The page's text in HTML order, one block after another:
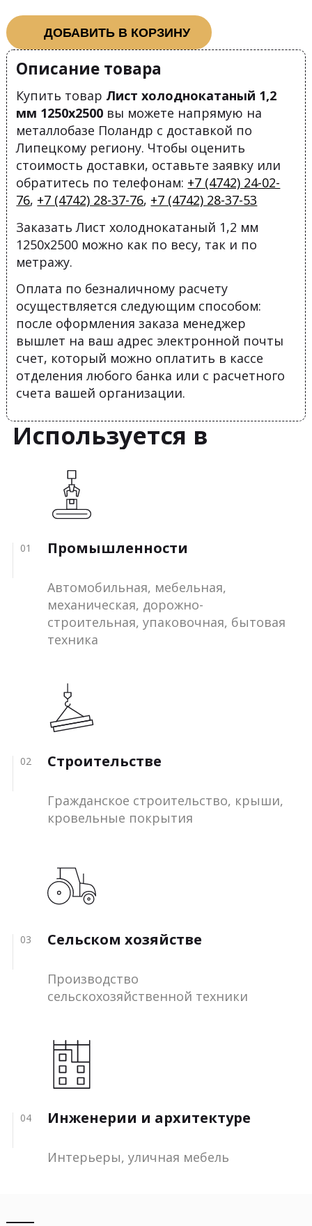
ДОБАВИТЬ В КОРЗИНУ
Описание товара
Купить товар Лист холоднокатаный 1,2
мм 1250х2500 вы можете напрямую на
металлобазе Поландр с доставкой по
Липецкому региону. Чтобы оценить
стоимость доставки, оставьте заявку или
обратитесь по телефонам: +7 (4742) 24-02-
76, +7 (4742) 28-37-76, +7 (4742) 28-37-53
Заказать Лист холоднокатаный 1,2 мм
1250х2500 можно как по весу, так и по
метражу.
Оплата по безналичному расчету
осуществляется следующим способом:
после оформления заказа менеджер
вышлет на ваш адрес электронной почты
счет, который можно оплатить в кассе
отделения любого банка или с расчетного
счета вашей организации.
Используется в
01 Промышленности
Автомобильная, мебельная,
механическая, дорожно-
строительная, упаковочная, бытовая
техника
02 Строительстве
Гражданское строительство, крыши,
кровельные покрытия
03 Сельском хозяйстве
Производство
сельскохозяйственной техники
04 Инженерии и архитектуре
Интерьеры, уличная мебель